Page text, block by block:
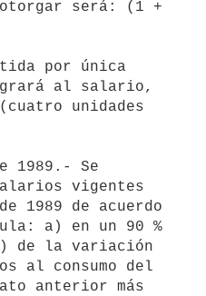
al salario,
unidades
vigentes
1989 de acuerdo
a) en un 90 %
de la variación
al consumo del
anterior más